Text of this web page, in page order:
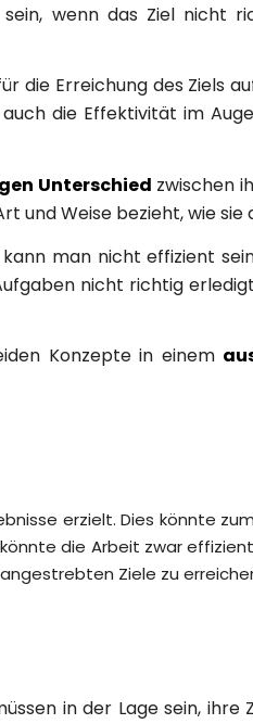
wenn das Ziel nicht
die Erreichung des Ziels
die Effektivität im
Unterschied zwischen
und Weise bezieht, wie
man nicht effizient
nicht richtig
Konzepte in einem
erzielt. Dies könnte
die Arbeit zwar
Ziele zu
in der Lage sein, ihre